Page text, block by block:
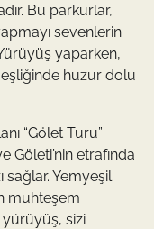
Bu parkurlar,
sevenlerin
yaparken,
huzur dolu
“Gölet Turu”
Göleti’nin etrafında
sağlar. Yemyeşil
muhteşem
yürüyüş, sizi